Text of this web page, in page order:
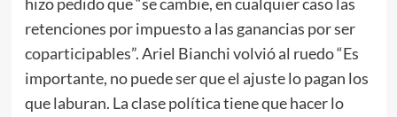
retenciones por impuesto a las ganancias por ser
coparticipables”. Ariel Bianchi volvió al ruedo “Es
importante, no puede ser que el ajuste lo pagan los
que laburan. La clase política tiene que hacer lo